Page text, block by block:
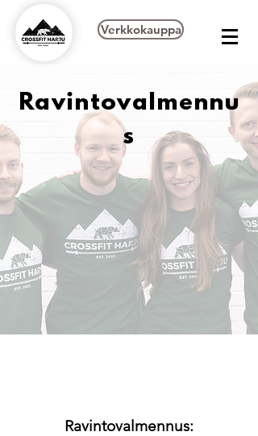
Verkkokauppa
Ravintovalmennu
s
Ravintovalmennus: